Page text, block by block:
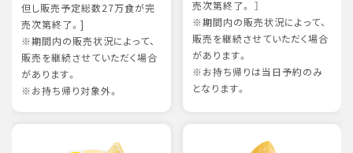
但し販売予定総数27万食が完
売次第終了。]
※期間内の販売状況によって、
販売を継続させていただく場合
があります。
※お持ち帰り対象外。
売次第終了。 ］
※期間内の販売状況によって、
販売を継続させていただく場合
があります。
※お持ち帰りは当日予約のみ
となります。